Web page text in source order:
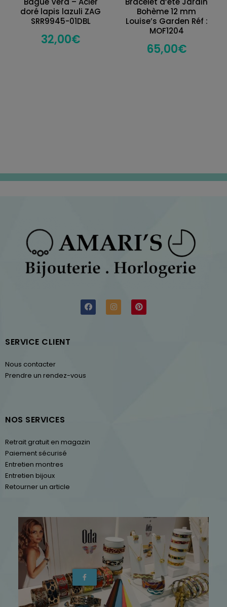
doré lapis lazuli ZAG
SRR9945-01DBL
32,00€
Bohème 12 mm
Louise’s Garden Réf :
MOF1204
65,00€
SERVICE CLIENT
Nous contacter
Prendre un rendez-vous
NOS SERVICES
Retrait gratuit en magazin
Paiement sécurisé
Entretien montres
Entretien bijoux
Retourner un article